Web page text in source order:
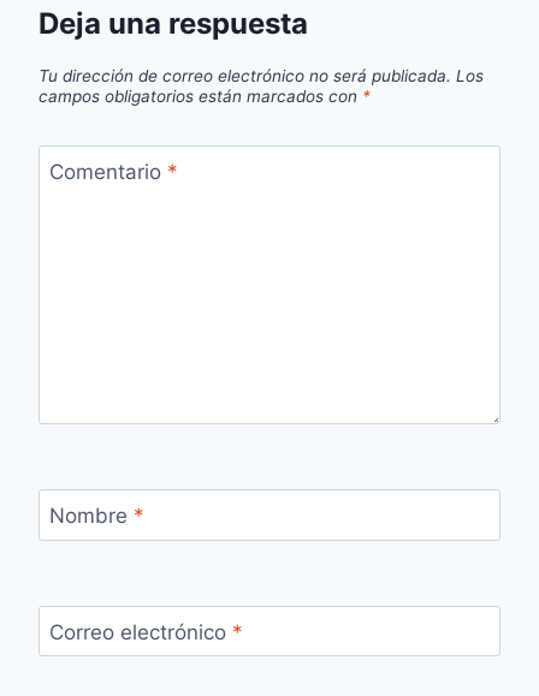
Deja una respuesta
Tu dirección de correo electrónico no será publicada. Los
campos obligatorios están marcados con *
Comentario *
Nombre *
Correo electrónico *